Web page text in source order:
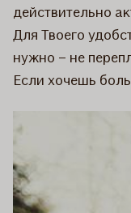
действительно
Для Твоего
нужно – не
Если хочешь